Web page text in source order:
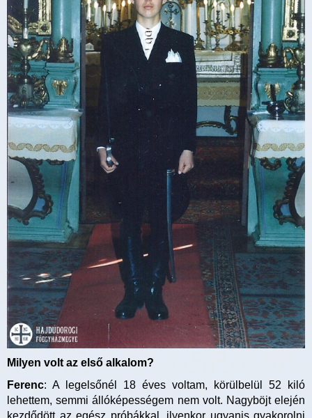
Milyen volt az első alkalom?
Ferenc: A legelsőnél 18 éves voltam, körülbelül 52 kiló
lehettem, semmi állóképességem nem volt. Nagyböjt elején